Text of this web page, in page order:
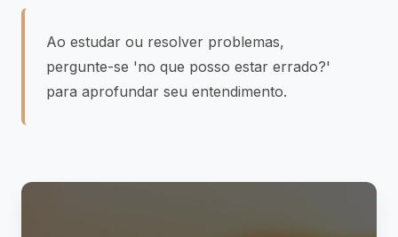
Ao estudar ou resolver problemas,
pergunte-se 'no que posso estar errado?'
para aprofundar seu entendimento.